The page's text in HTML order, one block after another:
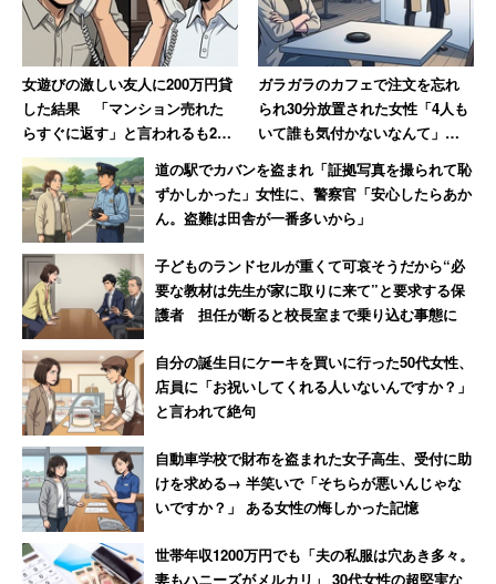
女遊びの激しい友人に200万円貸
した結果 「マンション売れた
らすぐに返す」と言われるも20
年間踏み倒され続ける→絶縁
ガラガラのカフェで注文を忘れ
られ30分放置された女性「4人も
いて誰も気付かないなんて」
→「絶対その店には行かない」
道の駅でカバンを盗まれ「証拠写真を撮られて恥
ずかしかった」女性に、警察官「安心したらあか
ん。盗難は田舎が一番多いから」
子どものランドセルが重くて可哀そうだから“必
要な教材は先生が家に取りに来て”と要求する保
護者 担任が断ると校長室まで乗り込む事態に
自分の誕生日にケーキを買いに行った50代女性、
店員に「お祝いしてくれる人いないんですか？」
と言われて絶句
自動車学校で財布を盗まれた女子高生、受付に助
けを求める→ 半笑いで「そちらが悪いんじゃな
いですか？」 ある女性の悔しかった記憶
世帯年収1200万円でも「夫の私服は穴あき多々。
妻もハニーズがメルカリ」 30代女性の超堅実な